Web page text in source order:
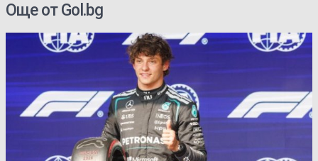
Още от Gol.bg